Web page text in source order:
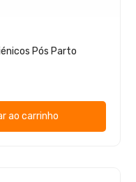
Pós Parto
ao carrinho